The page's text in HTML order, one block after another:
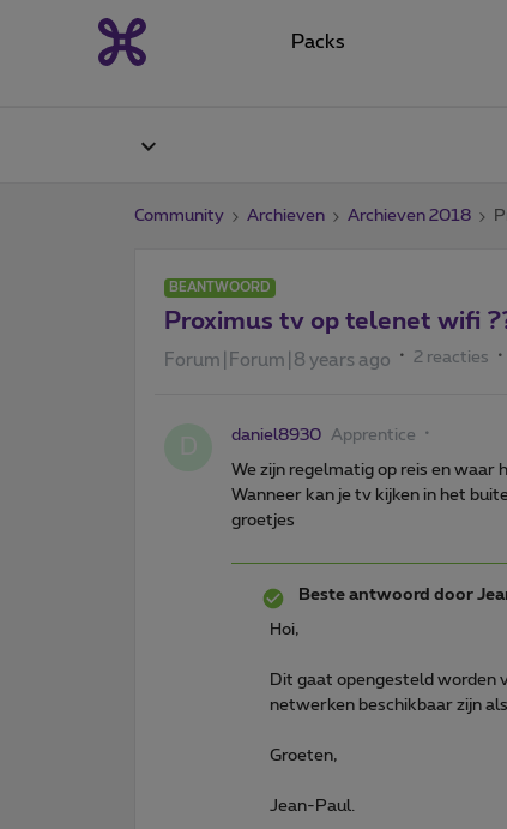
Packs
Community Archieven Archieven 2018
BEANTWOORD
Proximus tv op telenet wifi
Forum|Forum|8 years ago 2 reacties
daniel8930 Apprentice
We zijn regelmatig op reis en
Wanneer kan je tv kijken in het
groetjes
Beste antwoord door
Hoi,
Dit gaat opengesteld worden
netwerken beschikbaar zijn
Groeten,
Jean-Paul.